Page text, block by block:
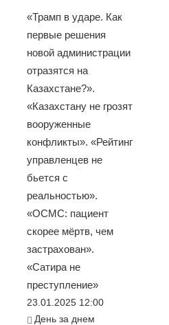
«Трамп в ударе. Как
первые решения
новой администрации
отразятся на
Казахстане?».
«Казахстану не грозят
вооруженные
конфликты». «Рейтинг
управленцев не
бьется с
реальностью».
«ОСМС: пациент
скорее мёртв, чем
застрахован».
«Сатира не
преступление»
23.01.2025 12:00
День за днем